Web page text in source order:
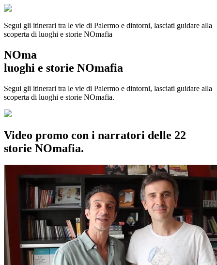
Segui gli itinerari tra le vie di Palermo e dintorni, lasciati guidare alla
scoperta di luoghi e storie NOmafia
NOma
luoghi e storie NOmafia
Segui gli itinerari tra le vie di Palermo e dintorni, lasciati guidare alla
scoperta di luoghi e storie NOmafia.
Video promo con i narratori delle 22
storie NOmafia.